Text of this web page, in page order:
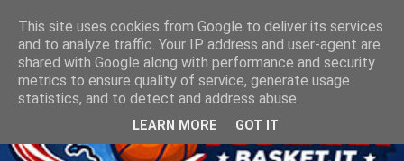
This site uses cookies from Google to deliver its services
and to analyze traffic. Your IP address and user-agent are
shared with Google along with performance and security
metrics to ensure quality of service, generate usage
statistics, and to detect and address abuse.
LEARN MORE GOT IT